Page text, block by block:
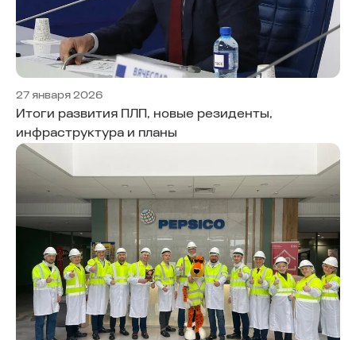
27 января 2026
Итоги развития ПЛП, новые резиденты,
инфраструктура и планы